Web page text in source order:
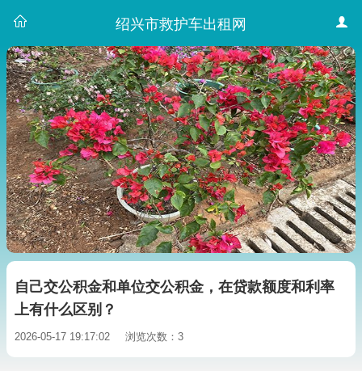
绍兴市救护车出租网
自己交公积金和单位交公积金，在贷款额度和利率
上有什么区别？
2026-05-17 19:17:02 浏览次数：3